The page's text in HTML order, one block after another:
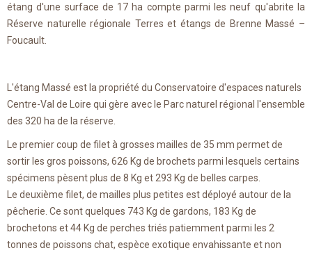
étang d'une surface de 17 ha compte parmi les neuf qu'abrite la
Réserve naturelle régionale Terres et étangs de Brenne Massé –
Foucault.
L'étang Massé est la propriété du Conservatoire d'espaces naturels
Centre-Val de Loire qui gère avec le Parc naturel régional l'ensemble
des 320 ha de la réserve.
Le premier coup de filet à grosses mailles de 35 mm permet de
sortir les gros poissons, 626 Kg de brochets parmi lesquels certains
spécimens pèsent plus de 8 Kg et 293 Kg de belles carpes.
Le deuxième filet, de mailles plus petites est déployé autour de la
pêcherie. Ce sont quelques 743 Kg de gardons, 183 Kg de
brochetons et 44 Kg de perches triés patiemment parmi les 2
tonnes de poissons chat, espèce exotique envahissante et non